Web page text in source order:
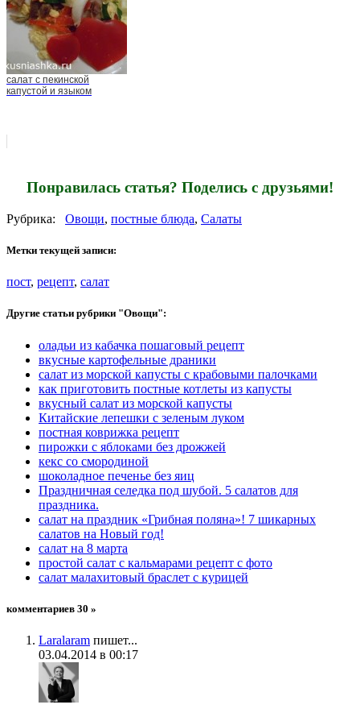
салат с пекинской
капустой и языком
Понравилась статья? Поделись с друзьями!
Рубрика: Овощи, постные блюда, Салаты
Метки текущей записи:
пост, рецепт, салат
Другие статьи рубрики "Овощи":
оладьи из кабачка пошаговый рецепт
вкусные картофельные драники
салат из морской капусты с крабовыми палочками
как приготовить постные котлеты из капусты
вкусный салат из морской капусты
Китайские лепешки с зеленым луком
постная коврижка рецепт
пирожки с яблоками без дрожжей
кекс со смородиной
шоколадное печенье без яиц
Праздничная селедка под шубой. 5 салатов для
праздника.
салат на праздник «Грибная поляна»! 7 шикарных
салатов на Новый год!
салат на 8 марта
простой салат с кальмарами рецепт с фото
салат малахитовый браслет с курицей
комментариев 30 »
Laralaram пишет...
03.04.2014 в 00:17